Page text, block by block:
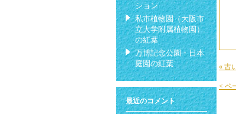
ション
私市植物園（大阪市
立大学附属植物園）
の紅葉
万博記念公園・日本
庭園の紅葉
最近のコメント
« 古
< ペ